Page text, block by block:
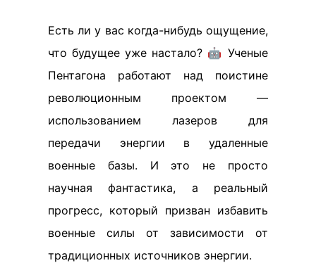
Есть ли у вас когда-нибудь ощущение,
что будущее уже настало? 🤖 Ученые
Пентагона работают над поистине
революционным проектом —
использованием лазеров для
передачи энергии в удаленные
военные базы. И это не просто
научная фантастика, а реальный
прогресс, который призван избавить
военные силы от зависимости от
традиционных источников энергии.